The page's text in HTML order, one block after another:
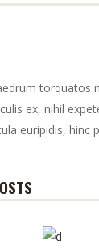
torquatos
ex, nihil
euripidis, hinc